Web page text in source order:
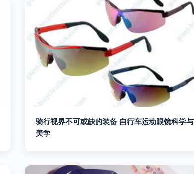
骑行视界不可或缺的装备 自行车运动眼镜科学与
美学